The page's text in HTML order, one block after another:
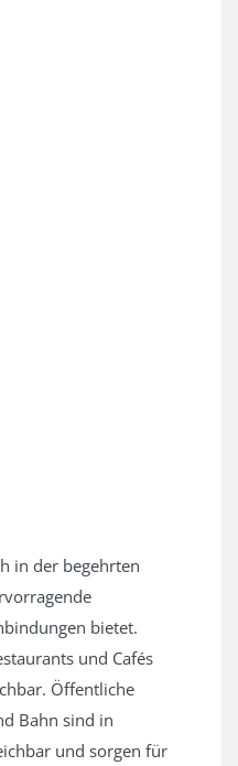
in der begehrten
bietet.
und Cafés
Öffentliche
Bahn sind in
und sorgen für